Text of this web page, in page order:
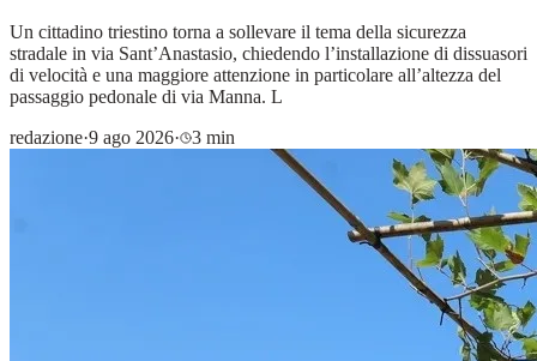
Un cittadino triestino torna a sollevare il tema della sicurezza
stradale in via Sant’Anastasio, chiedendo l’installazione di dissuasori
di velocità e una maggiore attenzione in particolare all’altezza del
passaggio pedonale di via Manna. L
redazione·9 ago 2026· 3 min